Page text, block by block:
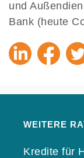
und
Bank (heute
WEITERE
Kredite für